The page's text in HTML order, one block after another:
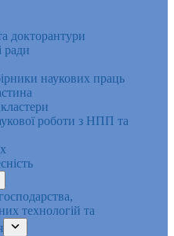
докторантури
ради
наукових праць
роботи з НПП та
технологій та